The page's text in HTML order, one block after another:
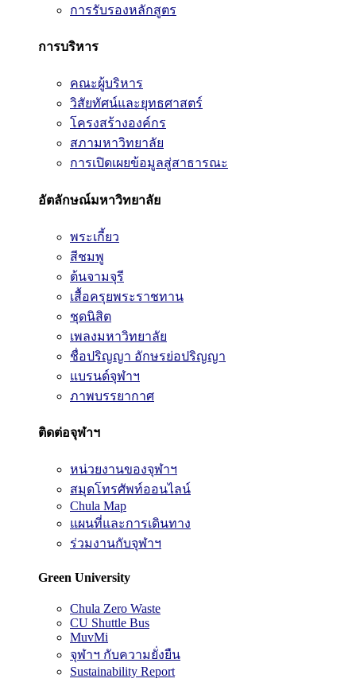
การรับรองหลักสูตร
การบริหาร
คณะผู้บริหาร
วิสัยทัศน์และยุทธศาสตร์
โครงสร้างองค์กร
สภามหาวิทยาลัย
การเปิดเผยข้อมูลสู่สาธารณะ
อัตลักษณ์มหาวิทยาลัย
พระเกี้ยว
สีชมพู
ต้นจามจุรี
เสื้อครุยพระราชทาน
ชุดนิสิต
เพลงมหาวิทยาลัย
ชื่อปริญญา อักษรย่อปริญญา
แบรนด์จุฬาฯ
ภาพบรรยากาศ
ติดต่อจุฬาฯ
หน่วยงานของจุฬาฯ
สมุดโทรศัพท์ออนไลน์
Chula Map
แผนที่และการเดินทาง
ร่วมงานกับจุฬาฯ
Green University
Chula Zero Waste
CU Shuttle Bus
MuvMi
จุฬาฯ กับความยั่งยืน
Sustainability Report